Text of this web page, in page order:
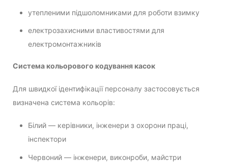
утепленими підшоломниками для роботи взимку
електрозахисними властивостями для
електромонтажників
Система кольорового кодування касок
Для швидкої ідентифікації персоналу застосовується
визначена система кольорів:
Білий — керівники, інженери з охорони праці,
інспектори
Червоний — інженери, виконроби, майстри